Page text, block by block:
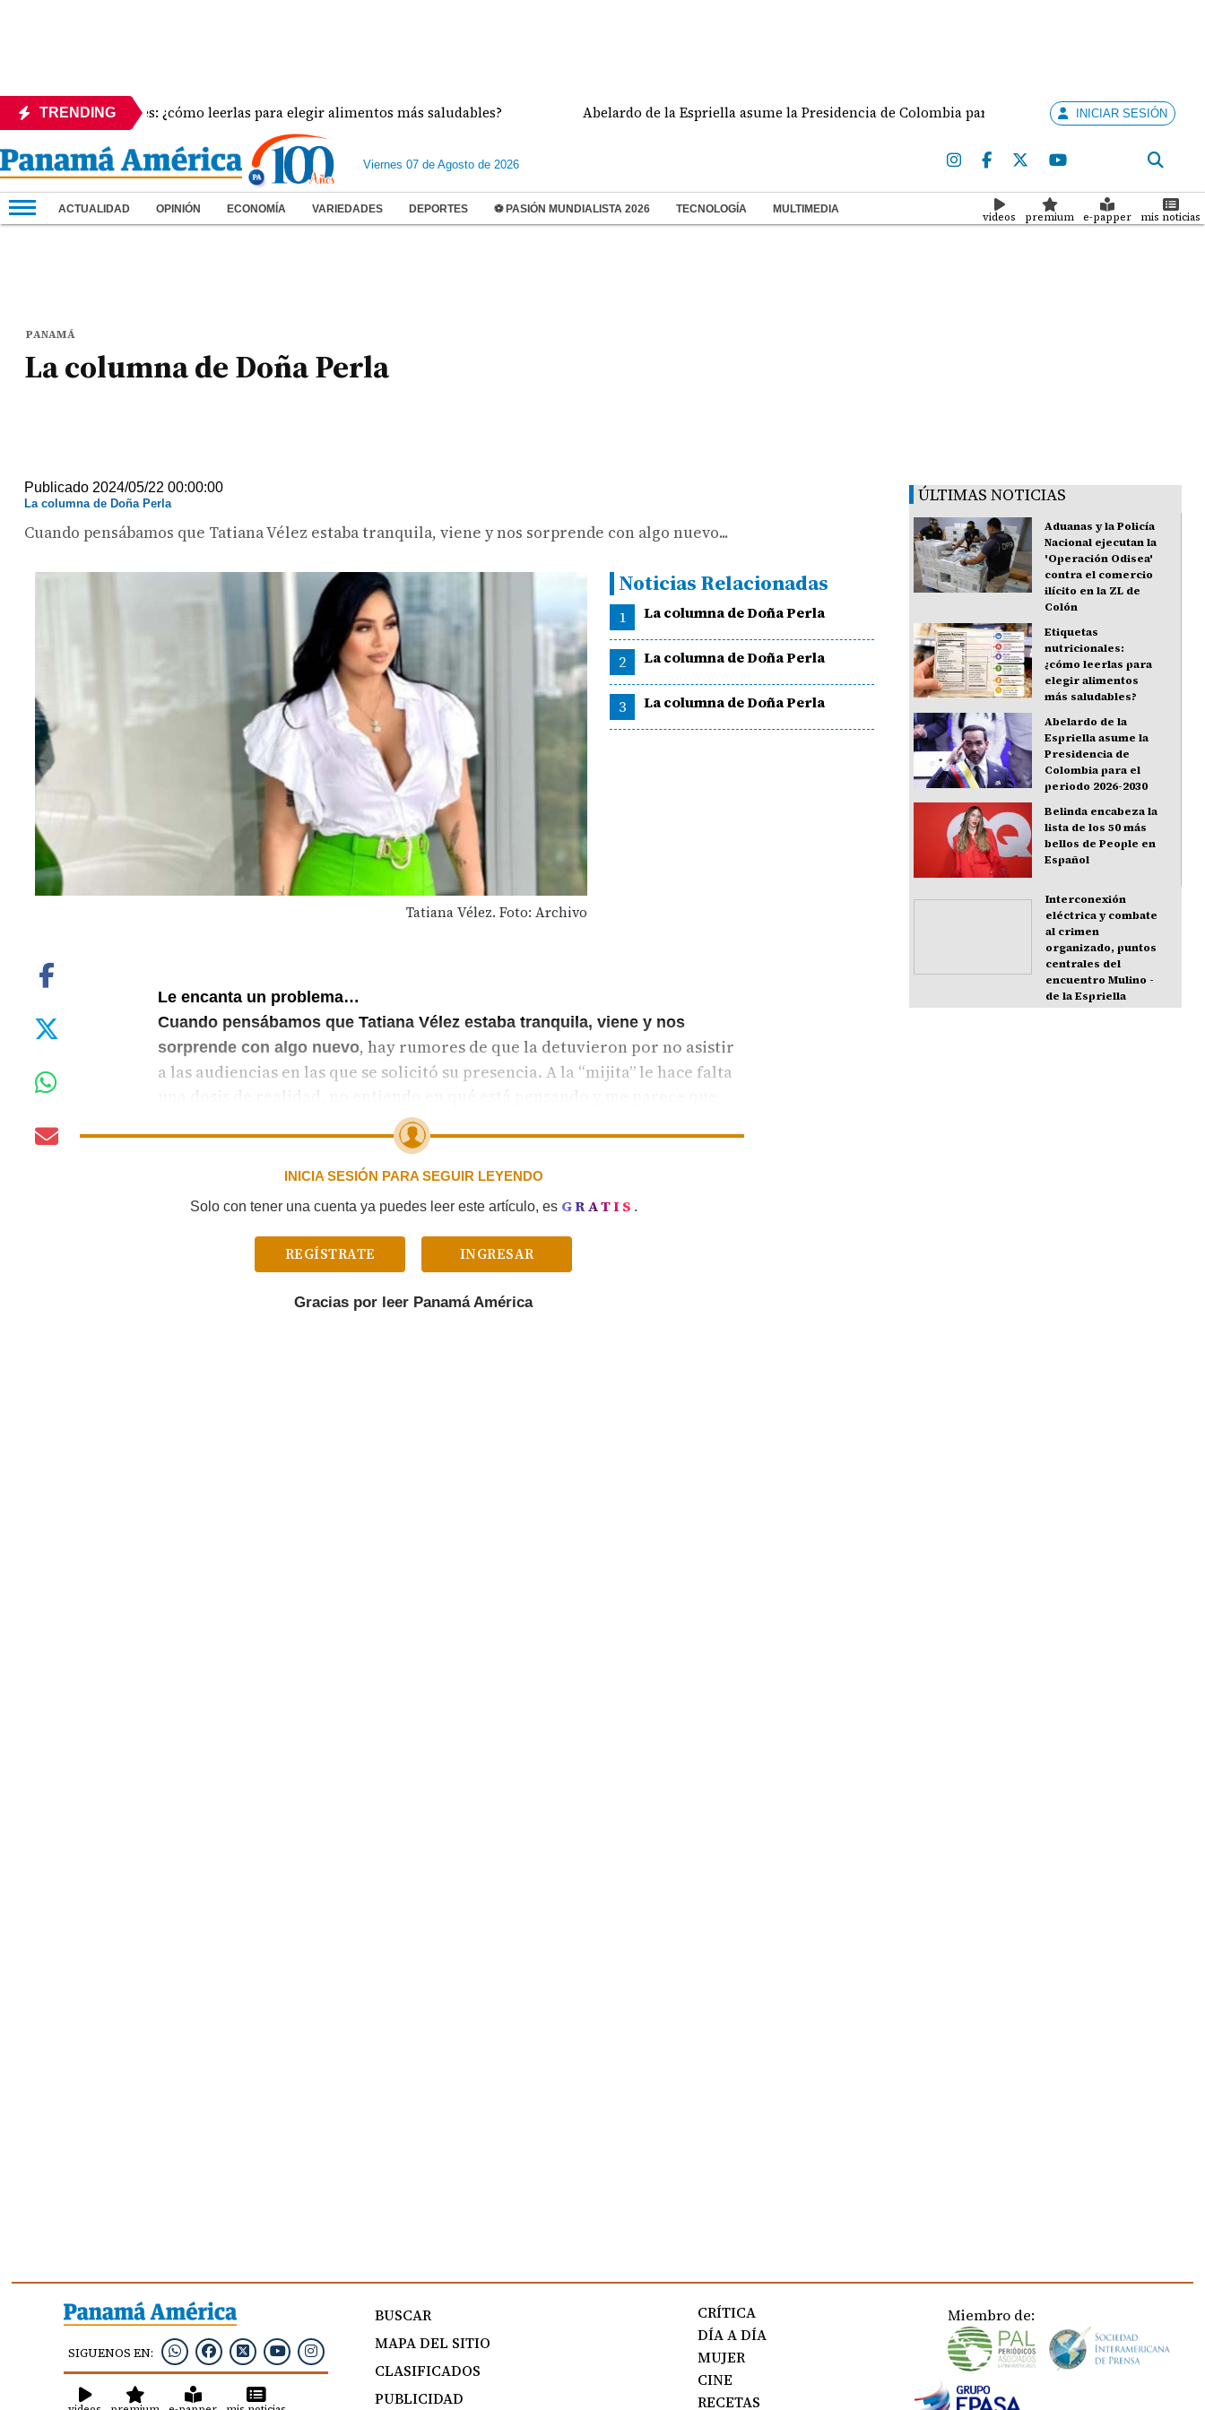
TRENDING
nutricionales: ¿cómo leerlas para elegir alimentos más saludables? Abelardo de la Espriella asume la Presidencia de Colombia para el periodo 2026-2030INICIAR SESIÓN
Viernes 07 de Agosto de 2026
ACTUALIDAD OPINIÓN ECONOMÍA VARIEDADES DEPORTES ⚽ PASIÓN MUNDIALISTA 2026 TECNOLOGÍA MULTIMEDIA
videos premium e-papper mis noticias
PANAMÁ
La columna de Doña Perla
Publicado 2024/05/22 00:00:00
La columna de Doña Perla
Cuando pensábamos que Tatiana Vélez estaba tranquila, viene y nos sorprende con algo nuevo...
Tatiana Vélez. Foto: Archivo
Noticias Relacionadas
1 La columna de Doña Perla
2 La columna de Doña Perla
3 La columna de Doña Perla
Le encanta un problema…
Cuando pensábamos que Tatiana Vélez estaba tranquila, viene y nos
sorprende con algo nuevo, hay rumores de que la detuvieron por no asistir
a las audiencias en las que se solicitó su presencia. A la “mijita” le hace falta
una dosis de realidad, no entiendo en qué está pensando y me parece que
su comportamiento le puede pasar factura.
INICIA SESIÓN PARA SEGUIR LEYENDO
Solo con tener una cuenta ya puedes leer este artículo, es GRATIS .
REGÍSTRATE INGRESAR
Gracias por leer Panamá América
ÚLTIMAS NOTICIAS
Aduanas y la Policía
Nacional ejecutan la
'Operación Odisea'
contra el comercio
ilícito en la ZL de
Colón
Etiquetas
nutricionales:
¿cómo leerlas para
elegir alimentos
más saludables?
Abelardo de la
Espriella asume la
Presidencia de
Colombia para el
periodo 2026-2030
Belinda encabeza la
lista de los 50 más
bellos de People en
Español
Interconexión
eléctrica y combate
al crimen
organizado, puntos
centrales del
encuentro Mulino -
de la Espriella
SIGUENOS EN:
BUSCAR
MAPA DEL SITIO
CLASIFICADOS
PUBLICIDAD
CRÍTICA
DÍA A DÍA
MUJER
CINE
RECETAS
Miembro de: